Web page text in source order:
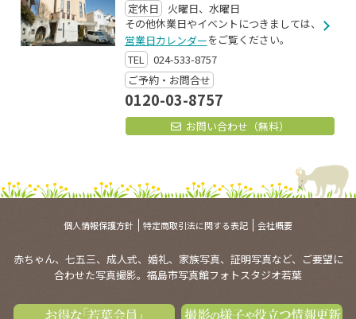
定休日
火曜日、水曜日
その他休業日やイベントにつきましては、
営業日カレンダーをご覧ください。
TEL 024-533-8757
ご予約・お問合せ
0120-03-8757
お問い合わせ（無料）
個人情報保護方針 特定商取引法に関する表記 会社概要
赤ちゃん、七五三、成人式、婚礼、家族写真、証明写真など、ご要望に
合わせた写真撮影。福島市写真館フォトスタジオ若葉